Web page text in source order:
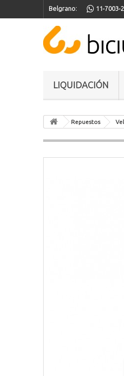
Belgrano: 11-7003-
LIQUIDACIÓN
Repuestos